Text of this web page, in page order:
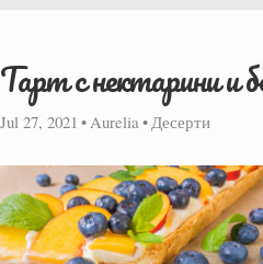
Тарт с нектарини и
Jul 27, 2021 • Aurelia • Десерти